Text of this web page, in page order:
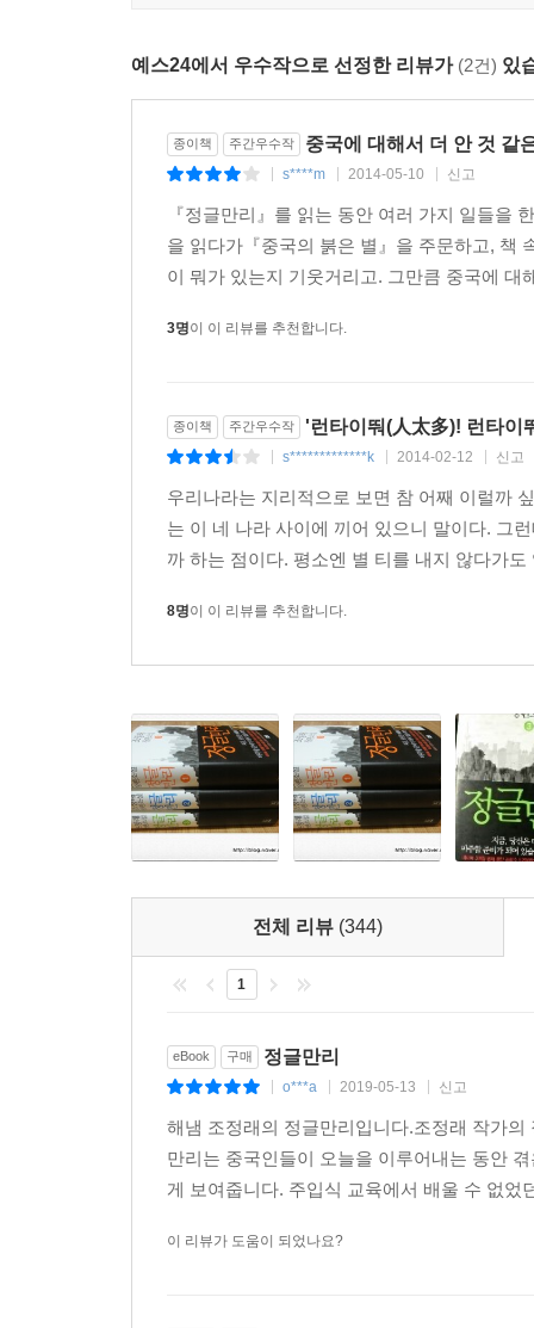
마련해 줄 것이다.
작가의 말
40년이나 앞당겼기 때문이다. 그러나 그건 흔히
그렇듯이.
이제 머지않아 중국이 G1이 되리라는 것을 부
동시에 수천 년 동안 국경을 맞대온 우리 한반도와
예스24에서 우수작으로 선정한 리뷰가 (2건) 있
종이책 주간우수작 중국에 대해서 더 안 것 같
s****m 2014-05-10 신고
『정글만리』를 읽는 동안 여러 가지 일들을
을 읽다가『중국의 붉은 별』을 주문하고, 책
이 뭐가 있는지 기웃거리고. 그만큼 중국에
3명이 이 리뷰를 추천합니다.
종이책 주간우수작 '런타이뚸(人太多)! 런타이
s*************k 2014-02-12 신고
우리나라는 지리적으로 보면 참 어째 이럴까
는 이 네 나라 사이에 끼어 있으니 말이다. 그
까 하는 점이다. 평소엔 별 티를 내지 않다가
8명이 이 리뷰를 추천합니다.
전체 리뷰 (344)
1
eBook 구매 정글만리
o***a 2019-05-13 신고
해냄 조정래의 정글만리입니다.조정래 작가
만리는 중국인들이 오늘을 이루어내는 동안
게 보여줍니다. 주입식 교육에서 배울 수 없
이 리뷰가 도움이 되었나요?